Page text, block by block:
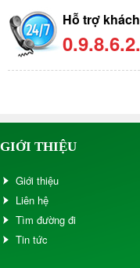
Hỗ trợ
GIỚI THIỆU
Giới thiệu
Liên hệ
Tìm đường đi
Tin tức